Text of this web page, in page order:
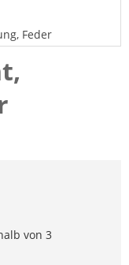
Feder
von 3